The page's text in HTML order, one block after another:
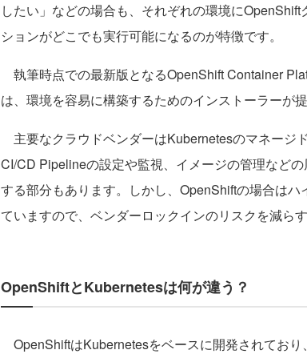
したい」などの場合も、それぞれの環境に
ションがどこでも実行可能になるのが特徴です。
執筆時点での最新版となるOpenShift Container
は、環境を容易に構築するためのインストーラーが提
主要なクラウドベンダーはKubernetesのマネージ
CI/CD Pipelineの設定や監視、イメージの管理など
する部分もあります。しかし、OpenShiftの場合は
ていますので、ベンダーロックインのリスクを減らす
OpenShiftとKubernetesは何が違う？
OpenShiftはKubernetesをベースに開発されてお